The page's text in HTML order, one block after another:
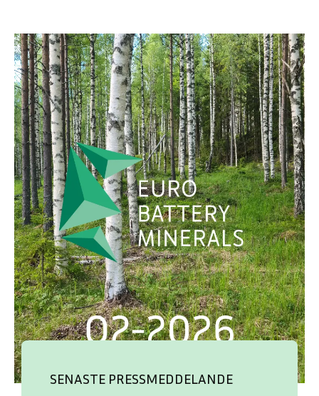
SENASTE PRESSMEDDELANDE